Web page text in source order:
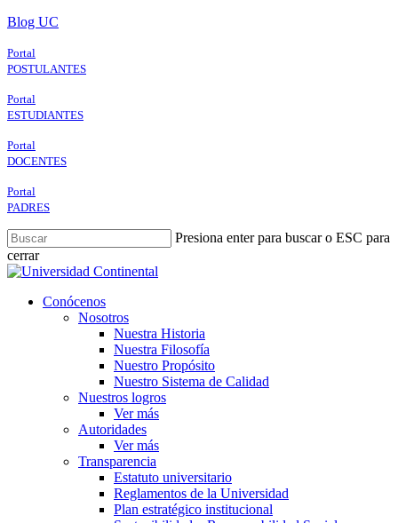
Skip
main
content
Blog UC
Portal
POSTULANTES
Portal
ESTUDIANTES
Portal
DOCENTES
Portal
PADRES
Presiona enter para buscar o ESC para
cerrar
Close
search
Menu
Conócenos
Nosotros
Nuestra Historia
Nuestra Filosofía
Nuestro Propósito
Nuestro Sistema de Calidad
Nuestros logros
Ver más
Autoridades
Ver más
Transparencia
Estatuto universitario
Reglamentos de la Universidad
Plan estratégico institucional